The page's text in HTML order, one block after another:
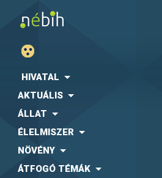
HIVATAL
AKTUÁLIS
ÁLLAT
ÉLELMISZER
NÖVÉNY
ÁTFOGÓ TÉMÁK